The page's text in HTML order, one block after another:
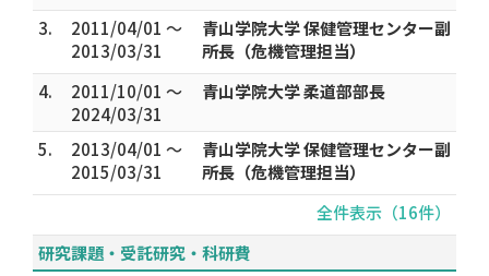
3.
2011/04/01 ～
2013/03/31
青山学院大学 保健管理センター副
所長（危機管理担当）
4.
2011/10/01 ～
2024/03/31
青山学院大学 柔道部部長
5.
2013/04/01 ～
2015/03/31
青山学院大学 保健管理センター副
所長（危機管理担当）
全件表示（16件）
研究課題・受託研究・科研費